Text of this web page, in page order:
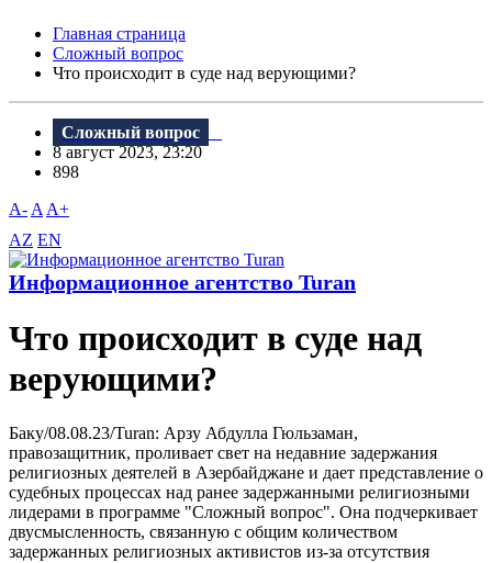
Главная страница
Сложный вопрос
Что происходит в суде над верующими?
Сложный вопрос
8 август 2023, 23:20
898
A- A A+
AZ EN
Информационное агентство Turan
Что происходит в суде над
верующими?
Баку/08.08.23/Turan: Арзу Абдулла Гюльзаман,
правозащитник, проливает свет на недавние задержания
религиозных деятелей в Азербайджане и дает представление о
судебных процессах над ранее задержанными религиозными
лидерами в программе "Сложный вопрос". Она подчеркивает
двусмысленность, связанную с общим количеством
задержанных религиозных активистов из-за отсутствия